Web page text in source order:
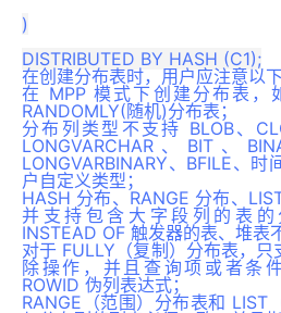
)
在创建分布表时，用户应注意以
在 MPP 模式下创建分布表，
RANDOMLY(随机)分布表；
分布列类型不支持 BLOB、
LONGVARCHAR、BIT、
LONGVARBINARY、BFILE、时
户自定义类型；
HASH 分布、RANGE 分布、
并支持包含大字段列的表
INSTEAD OF 触发器的表、堆表
对于 FULLY（复制）分布表，只
除操作，并且查询项或者条
ROWID 伪列表达式；
RANGE（范围）分布表和 LIST